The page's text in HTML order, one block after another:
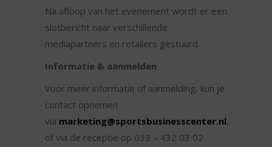
Na afloop van het evenement wordt er een
slotbericht naar verschillende
mediapartners en retailers gestuurd.
Informatie & aanmelden
Voor meer informatie of aanmelding, kun je
contact opnemen
via marketing@sportsbusinesscenter.nl,
of via de receptie op 033 – 432 03 02